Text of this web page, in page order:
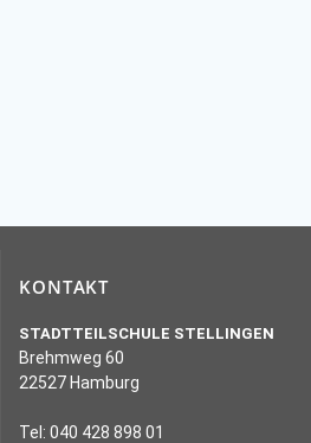
KONTAKT
STADTTEILSCHULE STELLINGEN
Brehmweg 60
22527 Hamburg
Tel: 040 428 898 01